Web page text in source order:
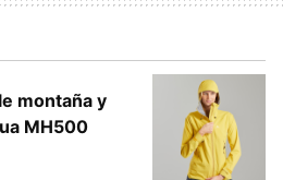
montaña y
MH500